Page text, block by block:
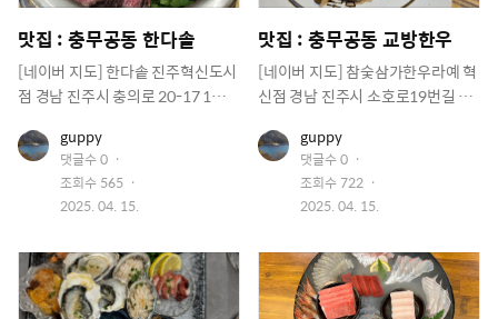
맛집 : 충무공동 한다솥
[네이버 지도] 한다솥 진주혁신도시
점 경남 진주시 충의로 20-17 1층 1
N
유
저
guppy
댓글수0
조회수 565
작
일
2025. 04. 15.
맛집 : 충무공동 교방한우
[네이버 지도] 참숯삼가한우라예 혁
신점 경남 진주시 소호로19번길 29
참숯삼가한우라예 에서 교방한우로
이름을 바꾼다네요
유
저
guppy
댓글수0
조회수 722
작
일
2025. 04. 15.